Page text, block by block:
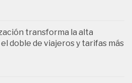
transforma la alta
doble de viajeros y tarifas más